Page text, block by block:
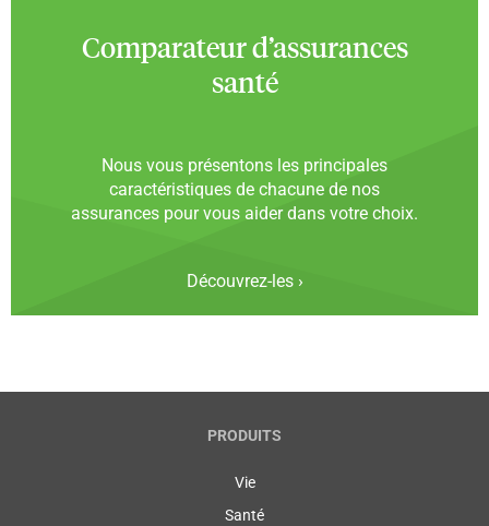
Comparateur d’assurances
santé
Nous vous présentons les principales
caractéristiques de chacune de nos
assurances pour vous aider dans votre choix.
Découvrez-les ›
PRODUITS
Vie
Santé